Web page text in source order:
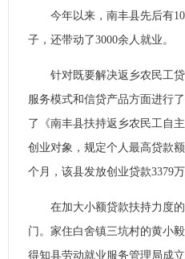
今年以来，南丰县先后有
子，还带动了3000余人就业。
针对既要解决返乡农民工贷
服务模式和信贷产品方面进行
了《南丰县扶持返乡农民工自
创业对象，规定个人最高贷款
个月，该县发放创业贷款3379万
在加大小额贷款扶持力度的
门。家住白舍镇三坑村的黄小
得知县劳动就业服务管理局成